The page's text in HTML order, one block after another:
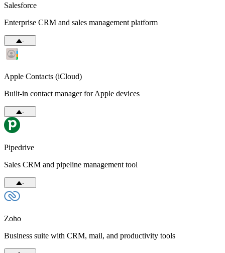
Salesforce
Enterprise CRM and sales management platform
-
Apple Contacts (iCloud)
Built-in contact manager for Apple devices
-
Pipedrive
Sales CRM and pipeline management tool
-
Zoho
Business suite with CRM, mail, and productivity tools